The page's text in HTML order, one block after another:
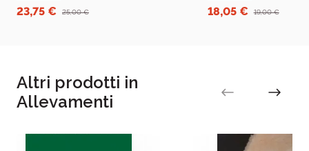
trecentosessanta gradi .
23,75 €
25,00 €
18,05 €
19,00 €
Altri prodotti in
Allevamenti